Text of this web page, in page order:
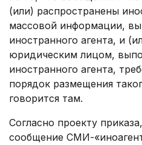
(или) распространены
массовой информации,
иностранного агента, и
юридическим лицом,
иностранного агента,
порядок размещения
говорится там.
Согласно проекту
сообщение СМИ-